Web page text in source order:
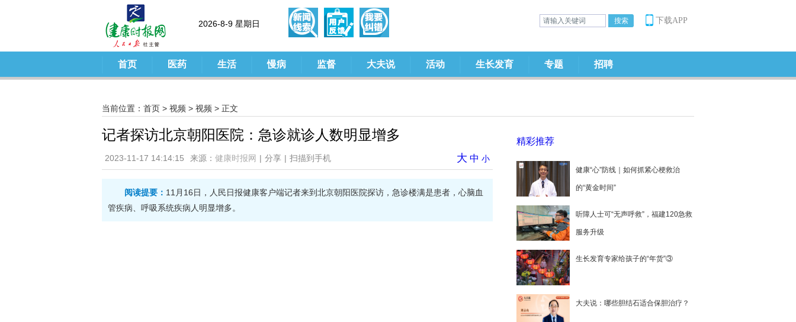
2026-8-9 星期日 下载APP
首页 医药 生活 慢病 监督 大夫说 活动 生长发育 专题 招聘
当前位置： 首页 > 视频 > 视频 > 正文
记者探访北京朝阳医院：急诊就诊人数明显增多
2023-11-17 14:14:15 来源： 健康时报网 | 分享 | 扫描到手机 大 中 小
阅读提要： 11月16日，人民日报健康客户端记者来到北京朝阳医院探访，急诊楼满是患者，心脑血
管疾病、呼吸系统疾病人明显增多。
精彩推荐
健康“心”防线｜如何抓紧心梗救治
的“黄金时间”
听障人士可“无声呼救”，福建120急救
服务升级
生长发育专家给孩子的“年货”③
大夫说：哪些胆结石适合保胆治疗？